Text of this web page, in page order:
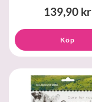
139,90 kr
Köp